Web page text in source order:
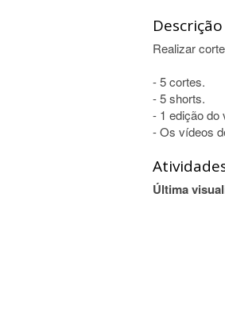
Realizar
- 5 cortes.
- 5 shorts.
- 1 edição do
- Os vídeos
Última